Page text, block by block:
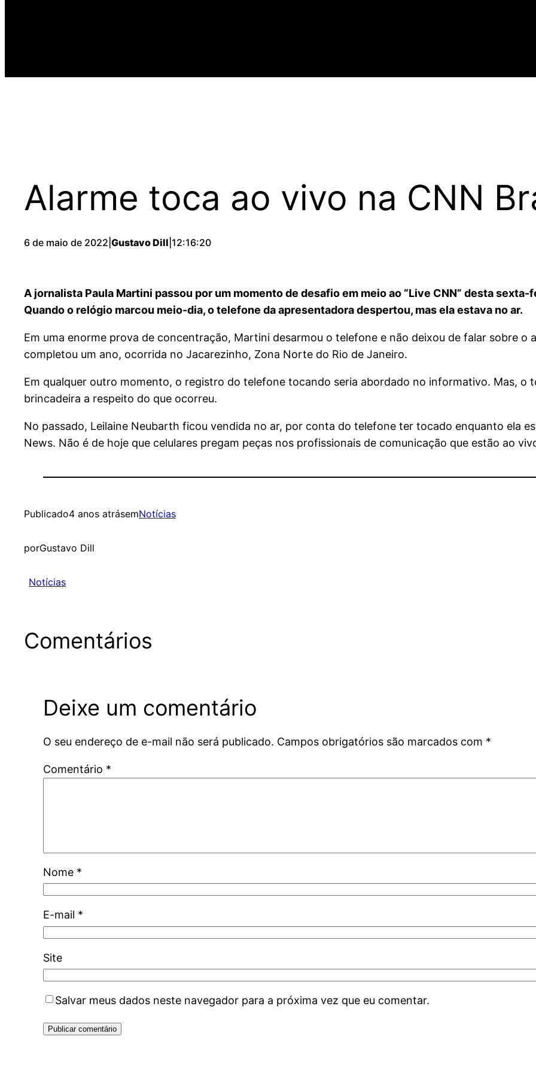
Alarme toca ao vivo na CNN
6 de maio de 2022 Gustavo Dill 12:16:20
A jornalista Paula Martini passou por um momento de desafio em meio ao “Live CNN” desta
Quando o relógio marcou meio-dia, o telefone da apresentadora despertou, mas ela estava no ar.
Em uma enorme prova de concentração, Martini desarmou o telefone e não deixou de falar sobre o
completou um ano, ocorrida no Jacarezinho, Zona Norte do Rio de Janeiro.
Em qualquer outro momento, o registro do telefone tocando seria abordado no informativo. Mas, o
brincadeira a respeito do que ocorreu.
No passado, Leilaine Neubarth ficou vendida no ar, por conta do telefone ter tocado enquanto ela
News. Não é de hoje que celulares pregam peças nos profissionais de comunicação que estão ao
Publicado4 anos atrásemNotícias
porGustavo Dill
Notícias
Comentários
Deixe um comentário
O seu endereço de e-mail não será publicado. Campos obrigatórios são marcados com *
Comentário *
Nome *
E-mail *
Site
Salvar meus dados neste navegador para a próxima vez que eu comentar.